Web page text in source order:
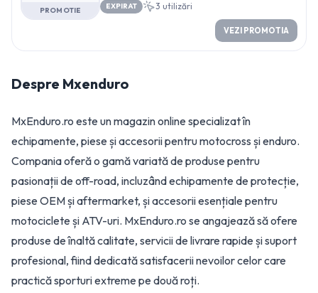
PROMOTIE EXPIRAT 3 utilizări
VEZI PROMOTIA
Despre Mxenduro
MxEnduro.ro este un magazin online specializat în
echipamente, piese și accesorii pentru motocross și enduro.
Compania oferă o gamă variată de produse pentru
pasionații de off-road, incluzând echipamente de protecție,
piese OEM și aftermarket, și accesorii esențiale pentru
motociclete și ATV-uri. MxEnduro.ro se angajează să ofere
produse de înaltă calitate, servicii de livrare rapide și suport
profesional, fiind dedicată satisfacerii nevoilor celor care
practică sporturi extreme pe două roți.